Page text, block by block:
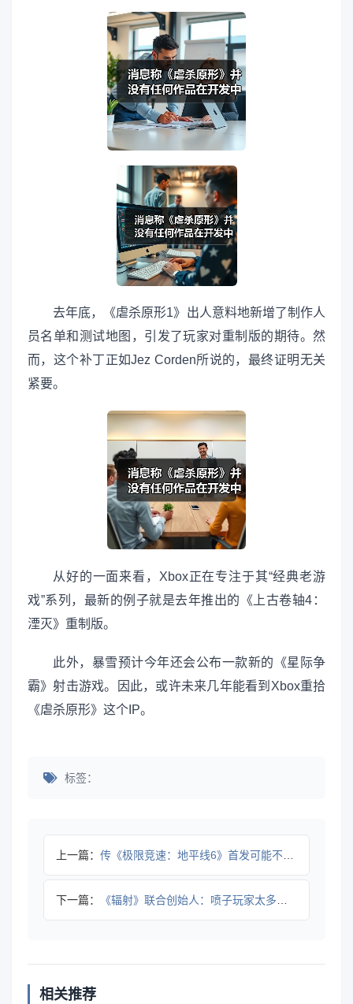
去年底，《虐杀原形1》出人意料地新增了制作人
员名单和测试地图，引发了玩家对重制版的期待。然
而，这个补丁正如Jez Corden所说的，最终证明无关
紧要。
从好的一面来看，Xbox正在专注于其“经典老游
戏”系列，最新的例子就是去年推出的《上古卷轴4：
湮灭》重制版。
此外，暴雪预计今年还会公布一款新的《星际争
霸》射击游戏。因此，或许未来几年能看到Xbox重拾
《虐杀原形》这个IP。
标签：
上一篇： 传《极限竞速：地平线6》首发可能不会登陆PS5
下一篇： 《辐射》联合创始人：喷子玩家太多，愤怒情绪蔓延
相关推荐